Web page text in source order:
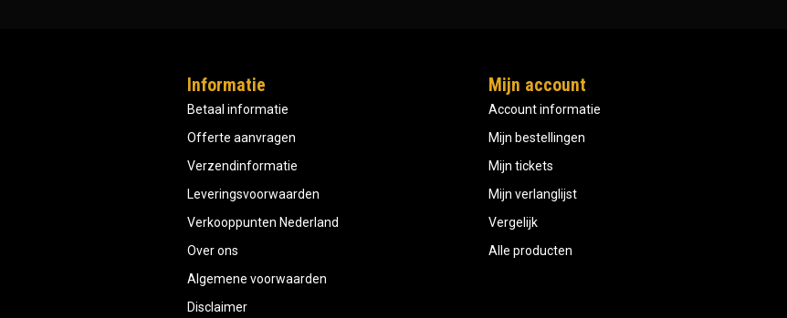
Informatie
Betaal informatie
Offerte aanvragen
Verzendinformatie
Leveringsvoorwaarden
Verkooppunten Nederland
Over ons
Algemene voorwaarden
Disclaimer
Mijn account
Account informatie
Mijn bestellingen
Mijn tickets
Mijn verlanglijst
Vergelijk
Alle producten